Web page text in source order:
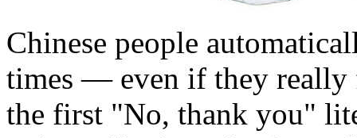
Chinese people
times — even if they really
the first "No, thank you"